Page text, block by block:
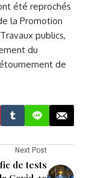
été reprochés
la Promotion
publics,
du
de
Next Post
de tests